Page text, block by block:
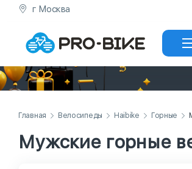
г Москва
Главная Велосипеды Haibike Горные
Мужские горные